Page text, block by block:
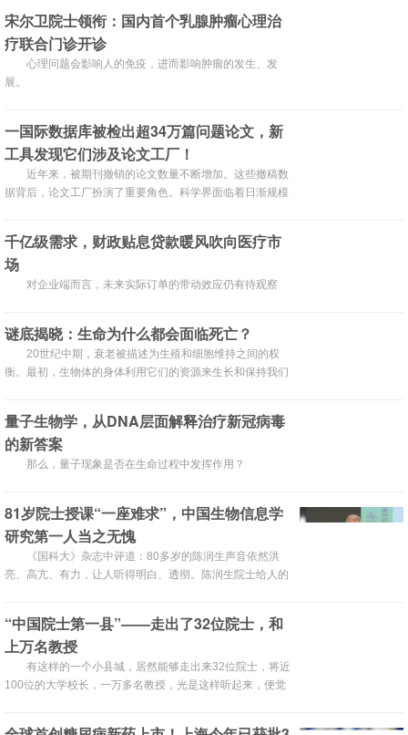
负责听觉转导的离子通道是由哪个基因编码的，一直是个
谜。 2020年，闫致强与合作者最终确认了位于耳蜗毛细胞
中的听觉转导离子通道，为听觉受体的确定提供了重要依
据。现在，他和团队正在围绕这个难题继续展开攻关。
宋尔卫院士领衔：国内首个乳腺肿瘤心理治
疗联合门诊开诊
心理问题会影响人的免疫，进而影响肿瘤的发生、发
展。
一国际数据库被检出超34万篇问题论文，新
工具发现它们涉及论文工厂！
近年来，被期刊撤销的论文数量不断增加。这些撤稿数
据背后，论文工厂扮演了重要角色。科学界面临着日渐规模
的公司或个人。根据买者需求，他们雇用相关专业写手，套
用学术模板写作，最终发表在不同级别的刊物上，整套“一
条龙”服务应运而生。 在2021年3月23日，Nature 杂志曾起
千亿级需求，财政贴息贷款暖风吹向医疗市
场
对企业端而言，未来实际订单的带动效应仍有待观察
谜底揭晓：生命为什么都会面临死亡？
20世纪中期，衰老被描述为生殖和细胞维持之间的权
衡。最初，生物体的身体利用它们的资源来生长和保持我们
权转移到繁殖。因为，对于大多数生物来说，资源是有限
的，优先生产后代可能会以牺牲健康为代价。
量子生物学，从DNA层面解释治疗新冠病毒
的新答案
那么，量子现象是否在生命过程中发挥作用？
81岁院士授课“一座难求”，中国生物信息学
研究第一人当之无愧
《国科大》杂志中评道：80多岁的陈润生声音依然洪
亮、高亢、有力，让人听得明白、透彻。陈润生院士给人的
“中国院士第一县”——走出了32位院士，和
上万名教授
有这样的一个小县城，居然能够走出来32位院士，将近
100位的大学校长，一万多名教授，光是这样听起来，便觉